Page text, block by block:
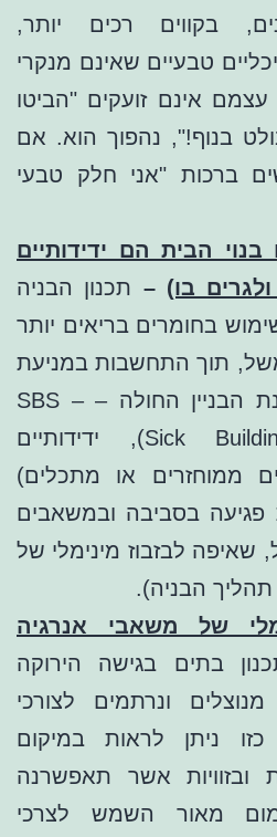
בקווים רכים יותר,
טבעיים שאינם מנקרי
עצמם אינם זועקים "הביטו
בנוף!", נהפוך הוא. אם
ברכות "אני חלק טבעי
הבית הם ידידותיים
בו) – תכנון הבניה
בחומרים בריאים יותר
תוך התחשבות במניעת
תופעות כתסמונת הבניין החולה – SBS –
Sick Building Syndrome), ידידותיים
ממוחזרים או מתכלים)
פגיעה בסביבה ובמשאבים
שאיפה לבזבוז מינימלי של
הבניה).
של משאבי אנרגיה
בתים בגישה הירוקה
ונרתמים לצורכי
ניתן לראות במיקום
ובזוויות אשר תאפשרנה
מאור השמש לצרכי